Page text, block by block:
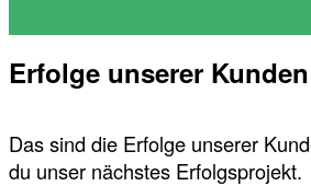
Erfolge unserer Kunden
Das sind die Erfolge unserer
du unser nächstes Erfolgsprojekt.